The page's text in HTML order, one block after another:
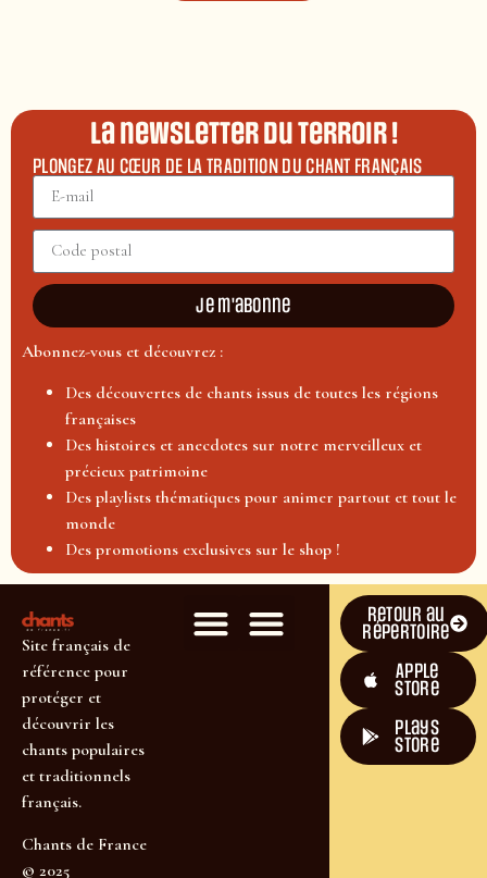
La newsletter du terroir !
PLONGEZ AU CŒUR DE LA TRADITION DU CHANT FRANÇAIS
Je m'abonne
Abonnez-vous et découvrez :
Des découvertes de chants issus de toutes les régions
françaises
Des histoires et anecdotes sur notre merveilleux et
précieux patrimoine
Des playlists thématiques pour animer partout et tout le
monde
Des promotions exclusives sur le shop !
Site français de
référence pour
protéger et
découvrir les
chants populaires
et traditionnels
français.
Chants de France
© 2025
Retour au
répertoire
Apple
Store
plays
store